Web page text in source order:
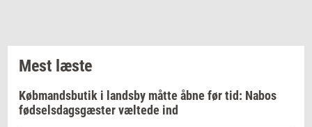
Mest læste
Købmandsbutik i landsby måtte åbne før tid: Nabos
fødselsdagsgæster væltede ind